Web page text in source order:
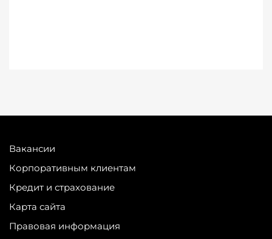
Вакансии
Корпоративным клиентам
Кредит и страхование
Карта сайта
Правовая информация